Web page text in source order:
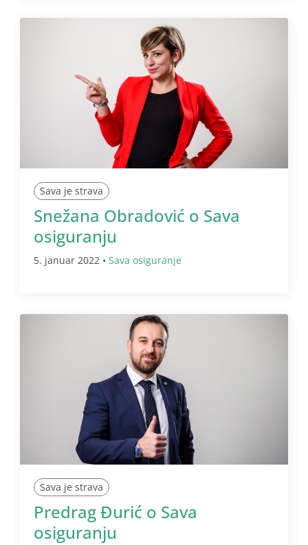
Sava je strava
Snežana Obradović o Sava
osiguranju
5. januar 2022 • Sava osiguranje
Sava je strava
Predrag Đurić o Sava
osiguranju